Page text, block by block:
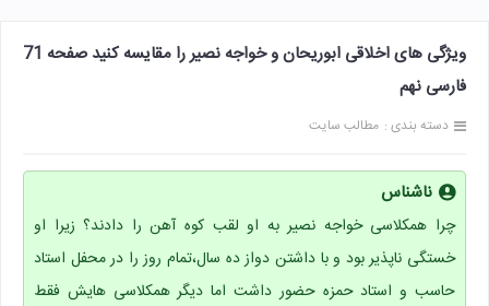
ویژگی های اخلاقی ابوریحان و خواجه نصیر را مقایسه کنید صفحه 71
فارسی نهم
دسته بندی : مطالب سایت
ناشناس
چرا همکلاسی خواجه نصیر به او لقب کوه آهن را دادند؟ زیرا او
خستگی ناپذیر بود و با داشتن دواز ده سال،تمام روز را در محفل استاد
حاسب و استاد حمزه حضور داشت اما دیگر همکلاسی هایش فقط